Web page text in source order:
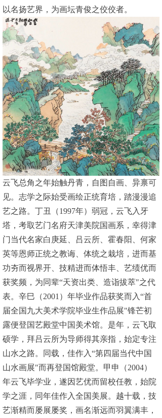
以名扬艺界，为画坛青俊之佼佼者。
云飞总角之年始触丹青，自图自画、异禀可
见。志学之际始受画绘正统育培，踏漫漫追
艺之路。丁丑（1997年）弱冠，云飞入牙
塔，考取艺门名府天津美院国画系，幸得津
门当代名家白庚延、吕云所、霍春阳、何家
英等恩师正统之教诲、体统之栽培，进而基
功夯而视界开、技精进而体悟丰、艺绩优而
获奖频，为同辈“天资出类、造诣拔萃"之代
表。辛巳（2001）年毕业作品获奖而入“首
届全国九大美术学院毕业生作品展"锋芒初
露便登国艺殿堂中国美术馆。是年，云飞取
硕学，拜吕云所为导师得其亲指，始定专注
山水之路。同载，佳作入“第四届当代中国
山水画展"而再登国馆殿堂。甲申（2004）
年云飞毕学业，遂因艺优而留校任教，始院
学之涯，同年佳作入全国美展。越十载，技
艺渐精而屡展屡奖，画名渐远而羽翼满丰，